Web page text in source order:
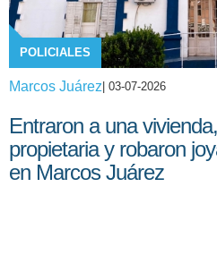
POLICIALES
Marcos Juárez | 03-07-2026
Entraron a una
propietaria y robaron
en Marcos Juárez